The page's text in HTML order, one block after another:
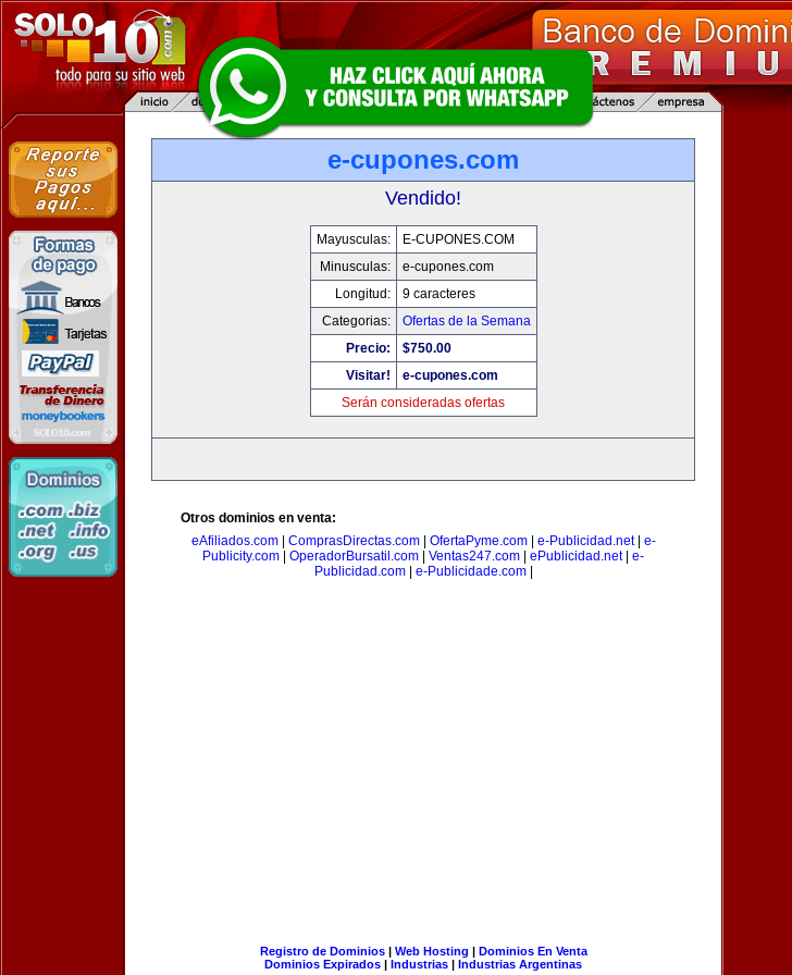
e-cupones.com
Vendido!
Mayusculas:
E-CUPONES.COM
Minusculas:
e-cupones.com
Longitud:
9 caracteres
Categorias:
Ofertas de la Semana
Precio:
$750.00
Visitar!
e-cupones.com
Serán consideradas ofertas
Otros dominios en venta:
eAfiliados.com| ComprasDirectas.com| OfertaPyme.com| e-Publicidad.net| e-
Publicity.com
OperadorBursatil.com Ventas247.com ePublicidad.net| e-
Publicidad.com| e-Publicidade.com|
Registro de Dominios| Web Hosting | Dominios En Venta
Dominios Expirados | Industrias | Industrias Argentinas